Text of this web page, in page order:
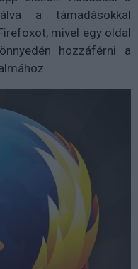
a támadásokkal
mivel egy oldal
hozzáférni a